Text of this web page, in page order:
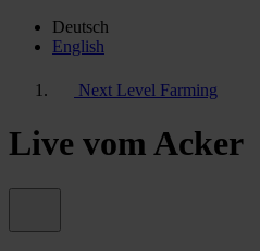
Deutsch
English
Next Level Farming
Live vom Acker